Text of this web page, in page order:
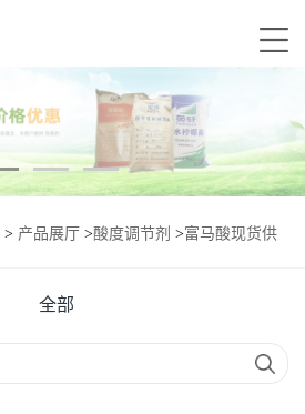
> 产品展厅 >酸度调节剂 >富马酸现货供
全部